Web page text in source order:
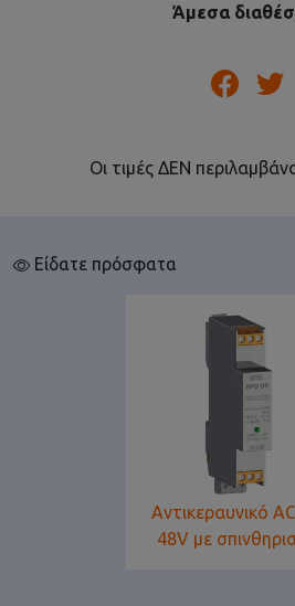
Άμεσα
Οι τιμές ΔΕΝ
Είδατε πρόσφατα
Αντικεραυνικό
48V με